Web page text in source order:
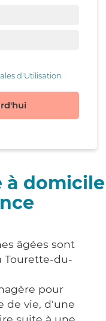
d'Utilisation
à domicile
âgées sont
Tourette-du-
pour
de vie, d'une